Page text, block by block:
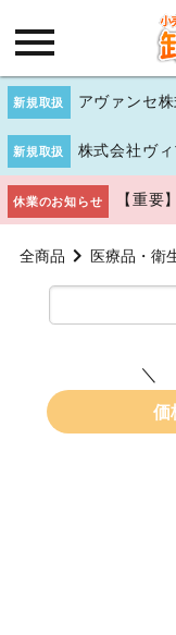
新規取扱 アヴァンセ
新規取扱 株式会社ヴ
休業のお知らせ 【重要
全商品 医療品・衛
価